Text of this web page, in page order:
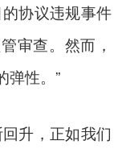
协议违规事件
审查。然而，
弹性。”
升，正如我们